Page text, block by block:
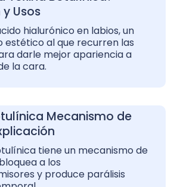
Usos
hialurónico en labios, un
al que recurren las
darle mejor apariencia a
la cara.
Mecanismo de
tiene un mecanismo de
a los
y produce parálisis